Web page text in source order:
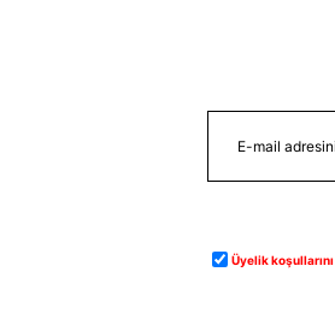
Üyelik koşullarını